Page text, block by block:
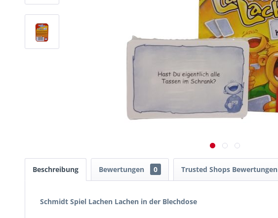
Beschreibung Bewertungen 0 Trusted Shops Bewertungen
Schmidt Spiel Lachen Lachen in der Blechdose